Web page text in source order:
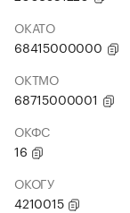
ОКАТО
68415000000
ОКТМО
68715000001
ОКФС
16
ОКОГУ
4210015